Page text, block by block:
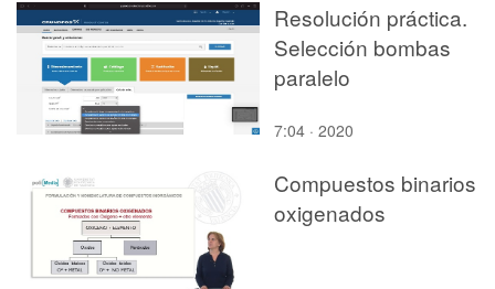
Resolución práctica.
Selección bombas
paralelo
7:04 · 2020
Compuestos binarios
oxigenados